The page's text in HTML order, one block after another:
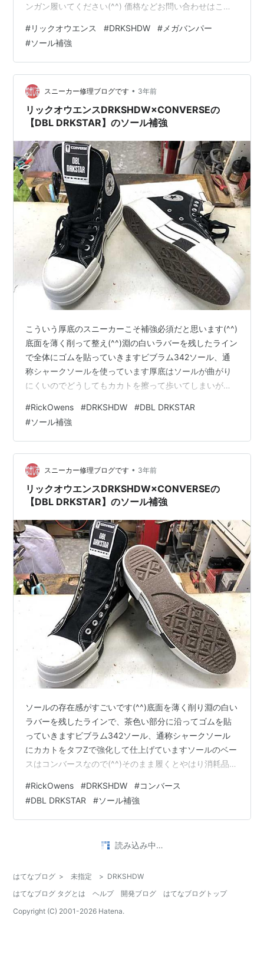
ンガン履いてください(^^) 価格などお問い合わせはこち
kutu.com
#リックオウエンス #DRKSHDW # メガバンパー
#ソール補強
スニーカー修理ブログです • 3年前
リックオウエンスDRKSHDW×CONVERSEの
【DBL DRKSTAR】のソール補強
こういう厚底のスニーカーこそ補強必須だと思います(^^)
底面を薄く削って整え(^^)淵の白いラバーを残したライン
で全体にゴムを貼っていきますビブラム342ソール、通
称シャークソールを使っています厚底はソールが曲がり
にくいのでどうしてもカカトを擦って歩いてしまいがち
すね(^^) 価格などお問い合わせはこちらから、LINEでも
メールでもOKです nakajima-kutu.com
#RickOwens #DRKSHDW #DBL DRKSTAR
#ソール補強
スニーカー修理ブログです • 3年前
リックオウエンスDRKSHDW×CONVERSEの
【DBL DRKSTAR】のソール補強
ソールの存在感がすごいです(^^)底面を薄く削り淵の白い
ラバーを残したラインで、茶色い部分に沿ってゴムを貼
っていきますビブラム342ソール、通称シャークソール
にカカトをタフZで強化して仕上げていますソールのベー
スはコンバースなので(^^)そのまま履くとやはり消耗品に
ね♪ 価格などお問い合わせはこちらから、LINEでもメー
ルでもOKです nakajima-kutu.com
#RickOwens #DRKSHDW #コンバース
#DBL DRKSTAR #ソール補強
読み込み中…
はてなブログ > 未指定 > DRKSHDW
はてなブログ タグとは
ヘルプ 開発ブログ
はてなブログトップ
Copyright (C) 2001-2026 Hatena.